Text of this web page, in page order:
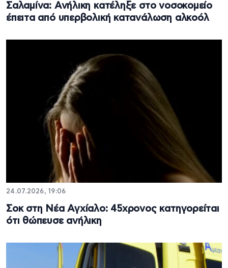
Σαλαμίνα: Ανήλικη κατέληξε στο νοσοκομείο
έπειτα από υπερβολική κατανάλωση αλκοόλ
24.07.2026, 19:06
Σοκ στη Νέα Αγχίαλο: 45χρονος κατηγορείται
ότι θώπευσε ανήλικη